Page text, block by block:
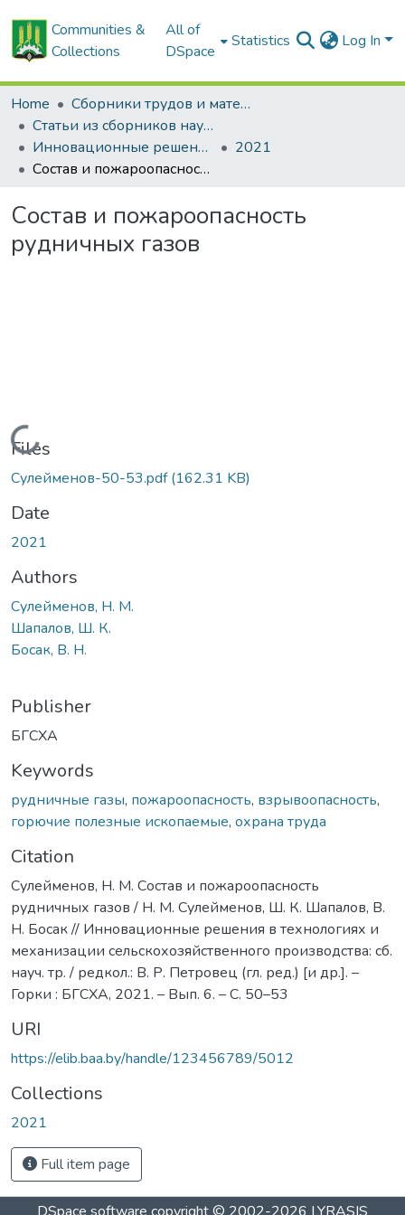
Communities &
Collections
All of
DSpace
Statistics Log In
Home
Сборники трудов и материалов конференций
Статьи из сборников научных трудов
Инновационные решения в технологиях и механизации сельскохозяйственного производства
2021
Состав и пожароопасность рудничных газов
Состав и пожароопасность
рудничных газов
Loading...
Files
Сулейменов-50-53.pdf(162.31 KB)
Date
2021
Authors
Сулейменов, Н. М.
Шапалов, Ш. К.
Босак, В. Н.
Publisher
БГСХА
Keywords
рудничные газы, пожароопасность, взрывоопасность,
горючие полезные ископаемые, охрана труда
Citation
Сулейменов, Н. М. Состав и пожароопасность
рудничных газов / Н. М. Сулейменов, Ш. К. Шапалов, В.
Н. Босак // Инновационные решения в технологиях и
механизации сельскохозяйственного производства: сб.
науч. тр. / редкол.: В. Р. Петровец (гл. ред.) [и др.]. –
Горки : БГСХА, 2021. – Вып. 6. – С. 50–53
URI
https://elib.baa.by/handle/123456789/5012
Collections
2021
Full item page